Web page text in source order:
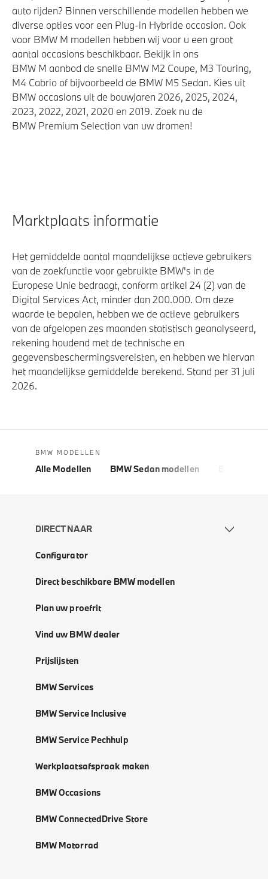
auto rijden? Binnen verschillende modellen hebben we
diverse opties voor een Plug-in Hybride occasion. Ook
voor BMW M modellen hebben wij voor u een groot
aantal occasions beschikbaar. Bekijk in ons
BMW M aanbod de snelle BMW M2 Coupe, M3 Touring,
M4 Cabrio of bijvoorbeeld de BMW M5 Sedan. Kies uit
BMW occasions uit de bouwjaren 2026, 2025, 2024,
2023, 2022, 2021, 2020 en 2019. Zoek nu de
BMW Premium Selection van uw dromen!
Marktplaats informatie
Het gemiddelde aantal maandelijkse actieve gebruikers
van de zoekfunctie voor gebruikte BMW's in de
Europese Unie bedraagt, conform artikel 24 (2) van de
Digital Services Act, minder dan 200.000. Om deze
waarde te bepalen, hebben we de actieve gebruikers
van de afgelopen zes maanden statistisch geanalyseerd,
rekening houdend met de technische en
gegevensbeschermingsvereisten, en hebben we hiervan
het maandelijkse gemiddelde berekend. Stand per 31 juli
2026.
BMW MODELLEN
Alle Modellen BMW Sedan modellen
DIRECT NAAR
Configurator
Direct beschikbare BMW modellen
Plan uw proefrit
Vind uw BMW dealer
Prijslijsten
BMW Services
BMW Service Inclusive
BMW Service Pechhulp
Werkplaatsafspraak maken
BMW Occasions
BMW ConnectedDrive Store
BMW Motorrad